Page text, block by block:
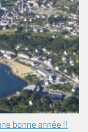
bonne année !!